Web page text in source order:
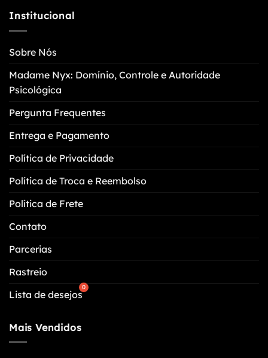
Institucional
Sobre Nós
Madame Nyx: Domínio, Controle e Autoridade
Psicológica
Pergunta Frequentes
Entrega e Pagamento
Política de Privacidade
Política de Troca e Reembolso
Política de Frete
Contato
Parcerias
Rastreio
Lista de desejos
Mais Vendidos